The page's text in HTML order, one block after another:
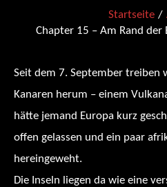
Startseite
Chapter 15 – Am Rand
Seit dem 7. September treiben
Kanaren herum – einem
hätte jemand Europa kurz
offen gelassen und ein paar
hereingeweht.
Die Inseln liegen da wie eine